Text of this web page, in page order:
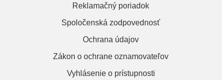
Reklamačný poriadok
Spoločenská zodpovednosť
Ochrana údajov
Zákon o ochrane oznamovateľov
Vyhlásenie o prístupnosti